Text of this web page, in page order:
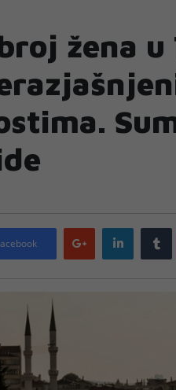
žena
Google
plus
LinkedIn